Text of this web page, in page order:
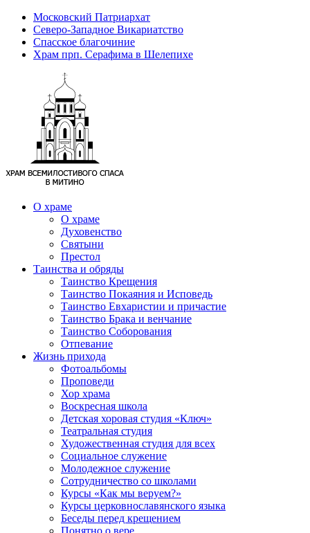
Московский Патриархат
Северо-Западное Викариатство
Спасское благочиние
Храм прп. Серафима в Шелепихе
О храме
О храме
Духовенство
Святыни
Престол
Таинства и обряды
Таинство Крещения
Таинство Покаяния и Исповедь
Таинство Евхаристии и причастие
Таинство Брака и венчание
Таинство Соборования
Отпевание
Жизнь прихода
Фотоальбомы
Проповеди
Хор храма
Воскресная школа
Детская хоровая студия «Ключ»
Театральная студия
Х​удожественная студия для всех
Социальное служение
Молодежное служение
Сотрудничество со школами
Курсы «Как мы веруем?»
Курсы церковнославянского языка
Беседы перед крещением
Понятно о вере